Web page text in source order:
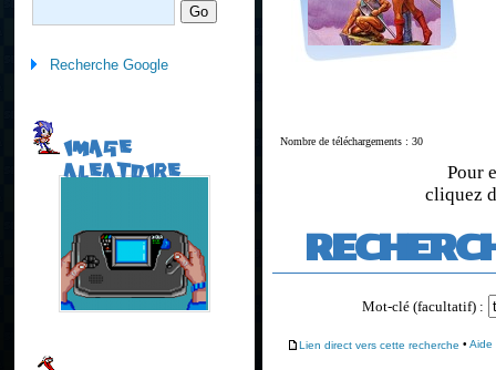
Nombre de téléchargements : 30
Pour
cliquez
Mot-clé (facultatif) :
Lien direct vers cette recherche • Aide
Recherche Google
IMAGE
ALEATOIRE